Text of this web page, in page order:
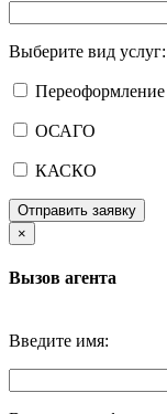
Выберите вид услуг:
Переоформление
ОСАГО
КАСКО
Отправить заявку
×
Вызов агента
Введите имя: